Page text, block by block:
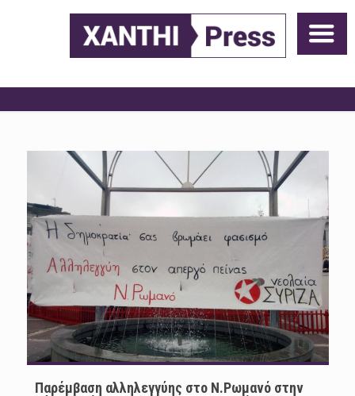
Παρέμβαση αλληλεγγύης στο Ν.Ρωμανό στην